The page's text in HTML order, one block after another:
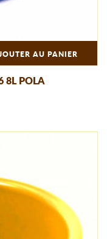
AU PANIER
8L POLA